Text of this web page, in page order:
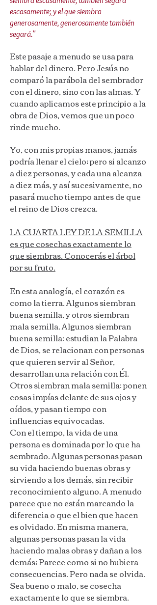
escasamente; y el que siembra
generosamente, generosamente también
segará."
Este pasaje a menudo se usa para
hablar del dinero. Pero Jesús no
comparó la parábola del sembrador
con el dinero, sino con las almas. Y
cuando aplicamos este principio a la
obra de Dios, vemos que un poco
rinde mucho.
Yo, con mis propias manos, jamás
podría llenar el cielo; pero si alcanzo
a diez personas, y cada una alcanza
a diez más, y así sucesivamente, no
pasará mucho tiempo antes de que
el reino de Dios crezca.
LA CUARTA LEY DE LA SEMILLA
es que cosechas exactamente lo
que siembras. Conocerás el árbol
por su fruto.
En esta analogía, el corazón es
como la tierra. Algunos siembran
buena semilla, y otros siembran
mala semilla. Algunos siembran
buena semilla: estudian la Palabra
de Dios, se relacionan con personas
que quieren servir al Señor,
desarrollan una relación con Él.
Otros siembran mala semilla: ponen
cosas impías delante de sus ojos y
oídos, y pasan tiempo con
influencias equivocadas.
Con el tiempo, la vida de una
persona es dominada por lo que ha
sembrado. Algunas personas pasan
su vida haciendo buenas obras y
sirviendo a los demás, sin recibir
reconocimiento alguno. A menudo
parece que no están marcando la
diferencia o que el bien que hacen
es olvidado. En misma manera,
algunas personas pasan la vida
haciendo malas obras y dañan a los
demás; Parece como si no hubiera
consecuencias. Pero nada se olvida.
Sea bueno o malo, se cosecha
exactamente lo que se siembra.